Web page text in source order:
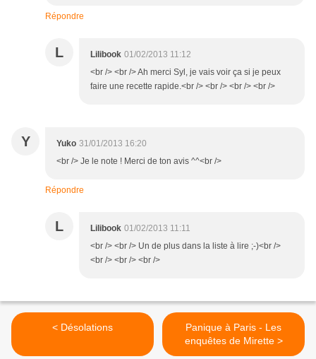
Répondre
L Lilibook 01/02/2013 11:12
<br /> <br /> Ah merci Syl, je vais voir ça si je peux
faire une recette rapide.<br /> <br /> <br /> <br />
Y Yuko 31/01/2013 16:20
<br /> Je le note ! Merci de ton avis ^^<br />
Répondre
L Lilibook 01/02/2013 11:11
<br /> <br /> Un de plus dans la liste à lire ;-)<br />
<br /> <br /> <br />
< Désolations
Panique à Paris - Les
enquêtes de Mirette >